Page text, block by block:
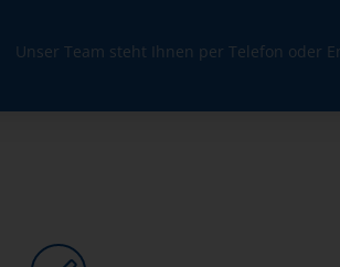
Unser Team steht Ihnen per Telefon oder